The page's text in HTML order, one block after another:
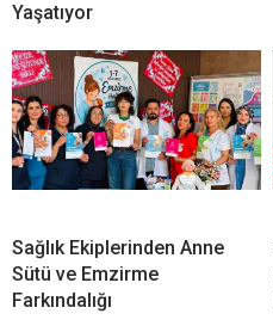
Yaşatıyor
Sağlık Ekiplerinden Anne
Sütü ve Emzirme
Farkındalığı